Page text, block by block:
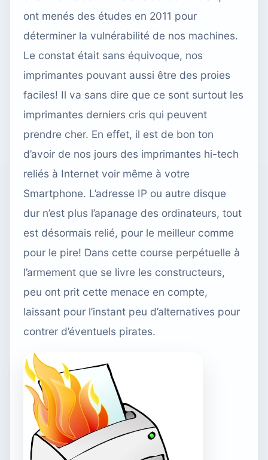
ont menés des études en 2011 pour
déterminer la vulnérabilité de nos machines.
Le constat était sans équivoque, nos
imprimantes pouvant aussi être des proies
faciles! Il va sans dire que ce sont surtout les
imprimantes derniers cris qui peuvent
prendre cher. En effet, il est de bon ton
d’avoir de nos jours des imprimantes hi-tech
reliés à Internet voir même à votre
Smartphone. L’adresse IP ou autre disque
dur n’est plus l’apanage des ordinateurs, tout
est désormais relié, pour le meilleur comme
pour le pire! Dans cette course perpétuelle à
l’armement que se livre les constructeurs,
peu ont prit cette menace en compte,
laissant pour l’instant peu d’alternatives pour
contrer d’éventuels pirates.